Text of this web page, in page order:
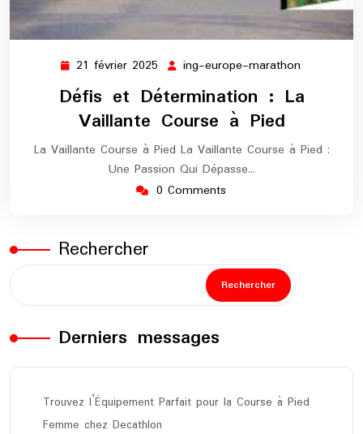
21 février 2025 21
février
2025
ing-europe-marathon
marathon
Défis et Détermination : La
Vaillante Course à Pied
La Vaillante Course à Pied La Vaillante Course à Pied :
Une Passion Qui Dépasse…
0 Comments
Rechercher
Rechercher
Derniers messages
Trouvez l’Équipement Parfait pour la Course à Pied
Femme chez Decathlon